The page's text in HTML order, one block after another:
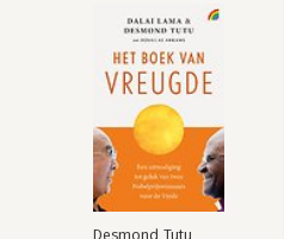
Desmond Tutu